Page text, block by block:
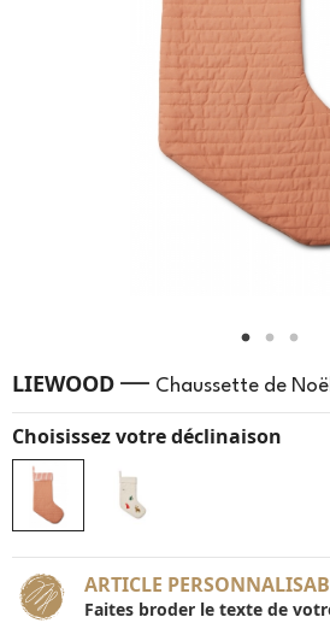
LIEWOOD — Chaussette de
Choisissez votre déclinaison
ARTICLE
Faites broder le texte de